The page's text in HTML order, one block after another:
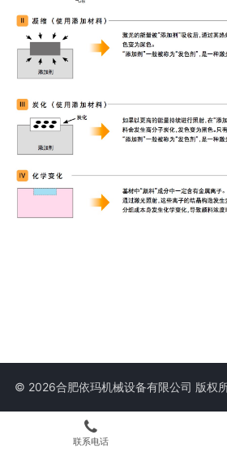
© 2026合肥依玛机械设备有限公司 版权
联系电话